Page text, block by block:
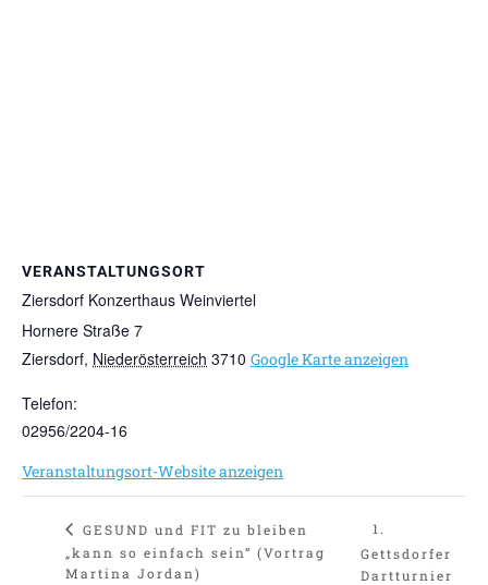
VERANSTALTUNGSORT
Ziersdorf Konzerthaus Weinviertel
Hornere Straße 7
Ziersdorf, Niederösterreich 3710 Google Karte anzeigen
Telefon:
02956/2204-16
Veranstaltungsort-Website anzeigen
GESUND und FIT zu bleiben
„kann so einfach sein“ (Vortrag
Martina Jordan)
1.
Gettsdorfer
Dartturnier